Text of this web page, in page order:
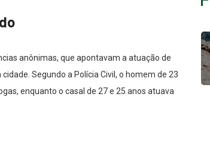
anônimas, que apontavam a atuação de
Segundo a Polícia Civil, o homem de 23
enquanto o casal de 27 e 25 anos atuava